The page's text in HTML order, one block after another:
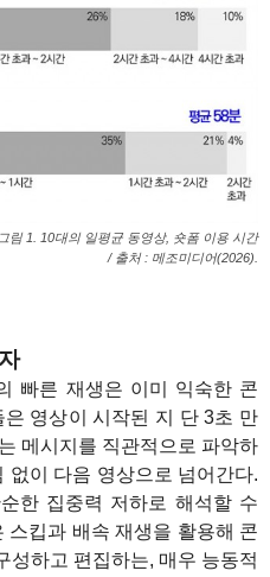
그림 1. 10대의 일평균 동영상, 숏폼 이용 시간
/ 출처 : 메조미디어(2026).
빠른 재생은 이미 익숙한 콘
영상이 시작된 지 단 3초 만
메시지를 직관적으로 파악하
없이 다음 영상으로 넘어간다.
한 집중력 저하로 해석할 수
스킵과 배속 재생을 활용해 콘
성하고 편집하는, 매우 능동적